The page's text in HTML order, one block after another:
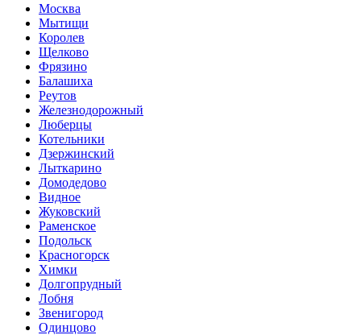
Москва
Мытищи
Королев
Щелково
Фрязино
Балашиха
Реутов
Железнодорожный
Люберцы
Котельники
Дзержинский
Лыткарино
Домодедово
Видное
Жуковский
Раменское
Подольск
Красногорск
Химки
Долгопрудный
Лобня
Звенигород
Одинцово